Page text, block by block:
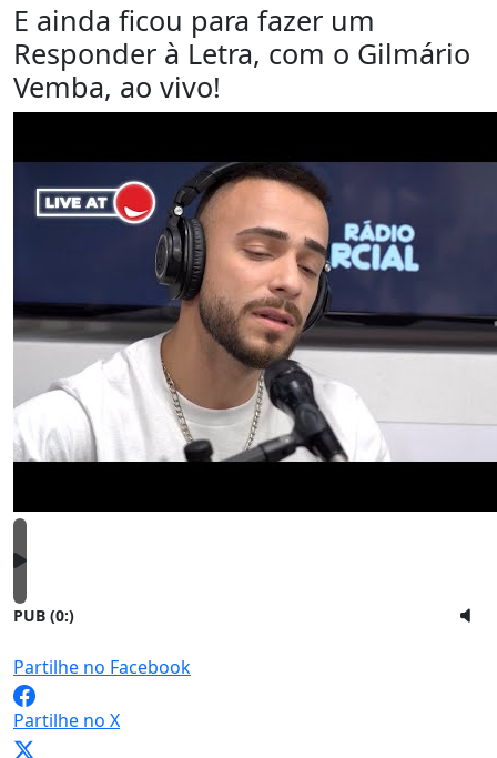
E ainda ficou para fazer um
Responder à Letra, com o Gilmário
Vemba, ao vivo!
PUB (0:)
Partilhe no Facebook
Partilhe no X